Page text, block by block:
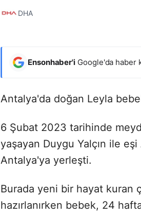
DHA
Ensonhaber'i Google'da haber
Antalya'da doğan Leyla
6 Şubat 2023 tarihinde
yaşayan Duygu Yalçın ile eşi
Antalya'ya yerleşti.
Burada yeni bir hayat kuran
hazırlanırken bebek, 24